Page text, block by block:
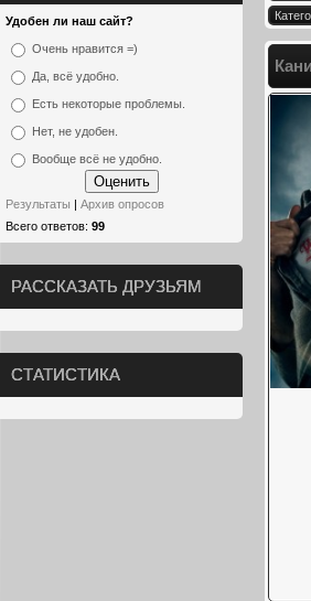
Удобен ли наш сайт?
Очень нравится =)
Да, всё удобно.
Есть некоторые проблемы.
Нет, не удобен.
Вообще всё не удобно.
Результаты
Архив опросов
Всего ответов: 99
РАССКАЗАТЬ ДРУЗЬЯМ
СТАТИСТИКА